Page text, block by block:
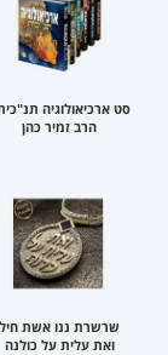
סט ארכיאולוגיה
הרב זמיר כהן
שרשרת ננו אשת חיל
ואת עלית על כולנה